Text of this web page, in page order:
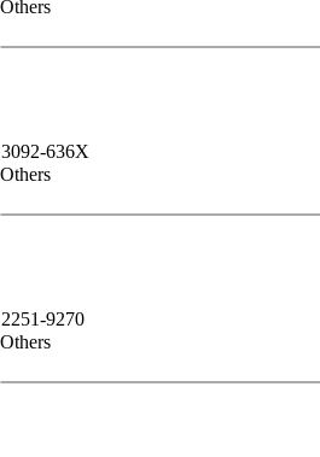
Others
3092-636X
Others
2251-9270
Others